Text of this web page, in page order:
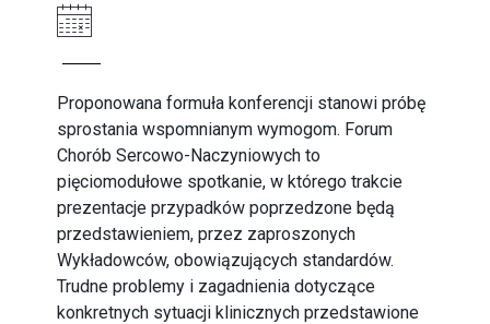
Proponowana formuła konferencji stanowi próbę
sprostania wspomnianym wymogom. Forum
Chorób Sercowo-Naczyniowych to
pięciomodułowe spotkanie, w którego trakcie
prezentacje przypadków poprzedzone będą
przedstawieniem, przez zaproszonych
Wykładowców, obowiązujących standardów.
Trudne problemy i zagadnienia dotyczące
konkretnych sytuacji klinicznych przedstawione